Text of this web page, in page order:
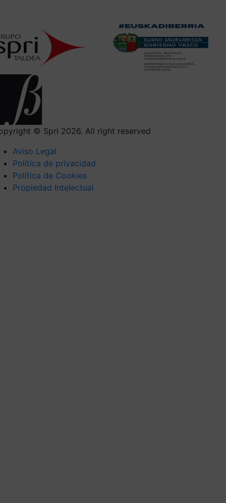
© Spri 2026. All right reserved
Aviso Legal
Política de privacidad
Política de Cookies
Propiedad Intelectual